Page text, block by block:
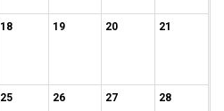
18 19 20 21
25 26 27 28